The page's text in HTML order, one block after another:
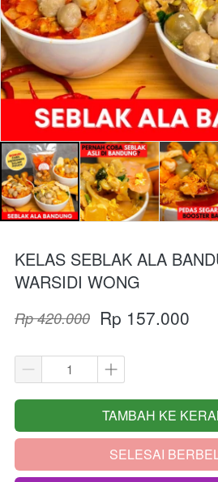
KELAS SEBLAK ALA
WARSIDI WONG
Rp 420.000 Rp 157.000
`
TAMBAH KE
`SELESAI